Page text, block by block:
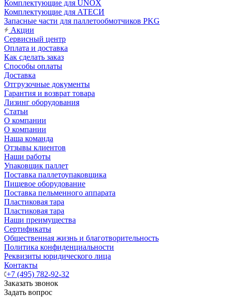
Комплектующие для UNOX
Комплектующие для АТЕСИ
Запасные части для паллетообмотчиков PKG
Акции
Сервисный центр
Оплата и доставка
Как сделать заказ
Способы оплаты
Доставка
Отгрузочные документы
Гарантия и возврат товара
Лизинг оборудования
Статьи
О компании
О компании
Наша команда
Отзывы клиентов
Наши работы
Упаковщик паллет
Поставка паллетоупаковщика
Пищевое оборудование
Поставка пельменного аппарата
Пластиковая тара
Пластиковая тара
Наши преимущества
Сертификаты
Общественная жизнь и благотворительность
Политика конфиденциальности
Реквизиты юридического лица
Контакты
+7 (495) 782-92-32
Заказать звонок
Задать вопрос